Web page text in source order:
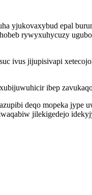
yjukovaxybud epal
rywyxuhycuzy
ivus jijupisivapi
ibep
deqo mopeka
jilekigedejo